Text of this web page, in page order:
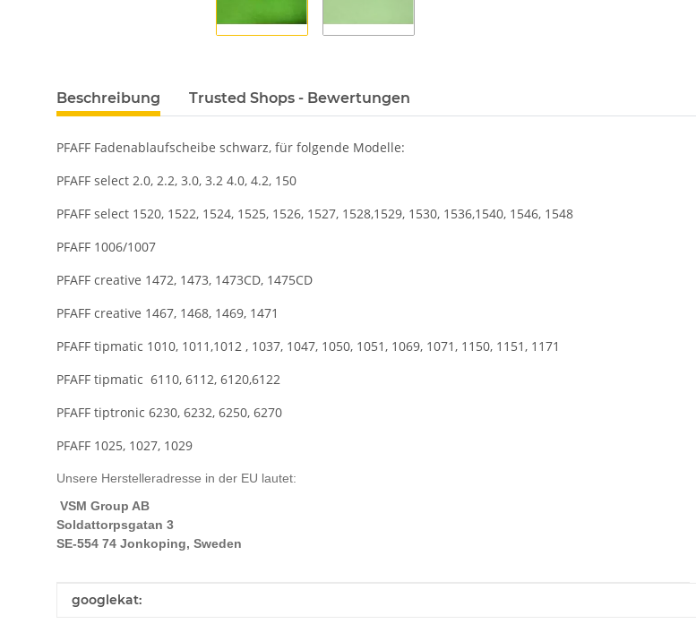
Beschreibung Trusted Shops - Bewertungen
PFAFF Fadenablaufscheibe schwarz, für folgende Modelle:
PFAFF select 2.0, 2.2, 3.0, 3.2 4.0, 4.2, 150
PFAFF select 1520, 1522, 1524, 1525, 1526, 1527, 1528,1529, 1530, 1536,1540, 1546, 1548
PFAFF 1006/1007
PFAFF creative 1472, 1473, 1473CD, 1475CD
PFAFF creative 1467, 1468, 1469, 1471
PFAFF tipmatic 1010, 1011,1012 , 1037, 1047, 1050, 1051, 1069, 1071, 1150, 1151, 1171
PFAFF tipmatic 6110, 6112, 6120,6122
PFAFF tiptronic 6230, 6232, 6250, 6270
PFAFF 1025, 1027, 1029
Unsere Herstelleradresse in der EU lautet:
VSM Group AB
Soldattorpsgatan 3
SE-554 74 Jonkoping, Sweden
Produkteigenschaft
Wert
googlekat: